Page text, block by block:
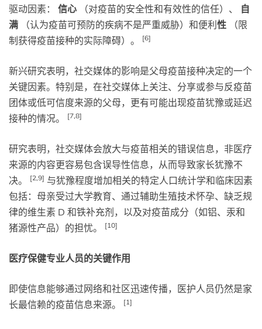
驱动因素：
信心 （对疫苗的安全性和有效性的信任）、
自
满
（认为疫苗可预防的疾病不是严重威胁）和便利 性
（限
制获得疫苗接种的实际障碍）。
[6]
新兴研究表明，社交媒体的影响是父母疫苗接种决定的一个
关键因素。特别是，在社交媒体上关注、分享或参与反疫苗
团体或低可信度来源的父母，更有可能出现疫苗犹豫或延迟
接种的情况。
[7,8]
研究表明，社交媒体会放大与疫苗相关的错误信息，非医疗
来源的内容更容易包含误导性信息，从而导致家长犹豫不
决。
[2,9] 与犹豫程度增加相关的特定人口统计学和临床​​因素
包括：母亲受过大学教育、通过辅助生殖技术怀孕、缺乏规
律的维生素 D 和铁补充剂，以及对疫苗成分（如铝、汞和
猪源性产品）的担忧。
[10]
医疗保健专业人员的关键作用
即使信息能够通过网络和社区迅速传播，医护人员仍然是家
长最信赖的疫苗信息来源。
[1]